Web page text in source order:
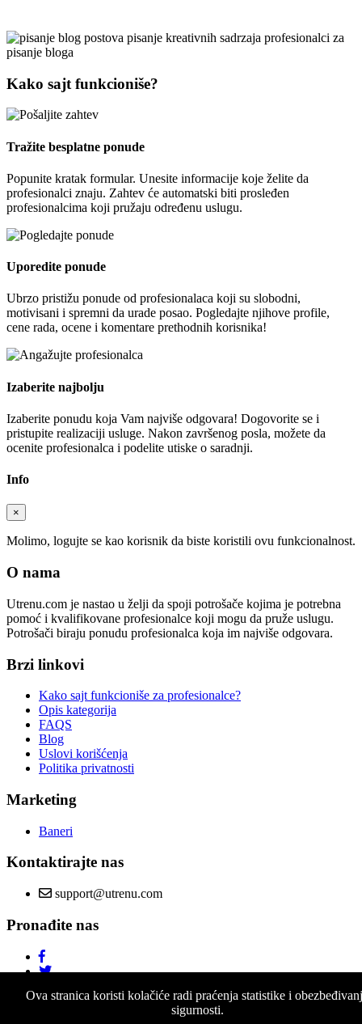
Kako sajt funkcioniše?
Tražite besplatne ponude
Popunite kratak formular. Unesite informacije koje želite da
profesionalci znaju. Zahtev će automatski biti prosleđen
profesionalcima koji pružaju određenu uslugu.
Uporedite ponude
Ubrzo pristižu ponude od profesionalaca koji su slobodni,
motivisani i spremni da urade posao. Pogledajte njihove profile,
cene rada, ocene i komentare prethodnih korisnika!
Izaberite najbolju
Izaberite ponudu koja Vam najviše odgovara! Dogovorite se i
pristupite realizaciji usluge. Nakon završenog posla, možete da
ocenite profesionalca i podelite utiske o saradnji.
Info
×
Molimo, logujte se kao korisnik da biste koristili ovu funkcionalnost.
O nama
Utrenu.com je nastao u želji da spoji potrošače kojima je potrebna
pomoć i kvalifikovane profesionalce koji mogu da pruže uslugu.
Potrošači biraju ponudu profesionalca koja im najviše odgovara.
Brzi linkovi
Kako sajt funkcioniše za profesionalce?
Opis kategorija
FAQS
Blog
Uslovi korišćenja
Politika privatnosti
Marketing
Baneri
Kontaktirajte nas
support@utrenu.com
Pronađite nas
Ova stranica koristi kolačiće radi praćenja statistike i
sigurnosti.